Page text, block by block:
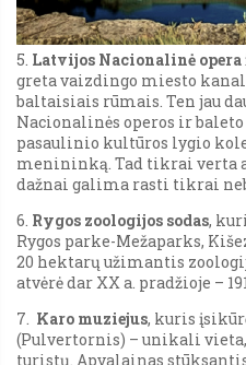
5. Latvijos Nacionalinė opera
greta vaizdingo miesto
baltaisiais rūmais. Ten jau
Nacionalinės operos ir
pasaulinio kultūros lygio
menininką. Tad tikrai verta
dažnai galima rasti tikrai
6. Rygos zoologijos sodas,
Rygos parke-Mežaparks,
20 hektarų užimantis
atvėrė dar XX a. pradžioje –
7. Karo muziejus, kuris
(Pulvertornis) – unikali
turistų. Apvalainas